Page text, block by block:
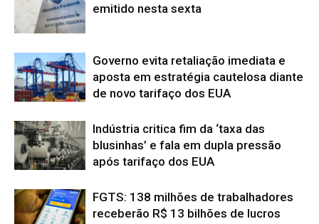
emitido nesta sexta
Governo evita retaliação imediata e
aposta em estratégia cautelosa diante
de novo tarifaço dos EUA
Indústria critica fim da ‘taxa das
blusinhas’ e fala em dupla pressão
após tarifaço dos EUA
FGTS: 138 milhões de trabalhadores
receberão R$ 13 bilhões de lucros